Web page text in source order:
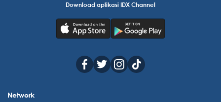
Download aplikasi IDX Channel
Network